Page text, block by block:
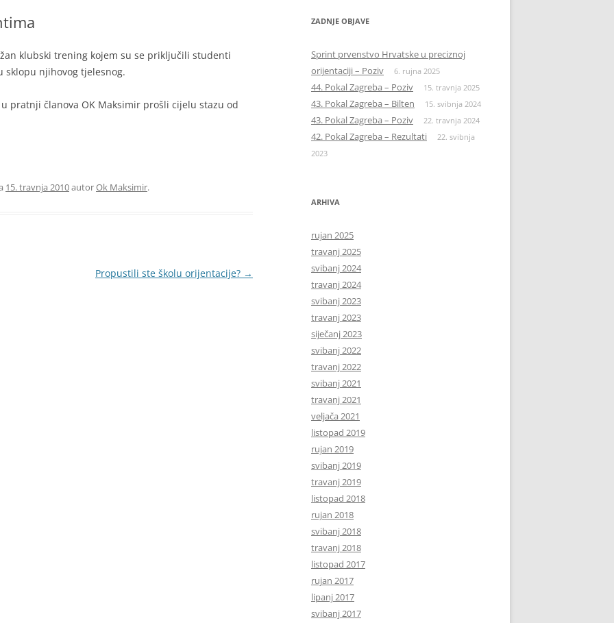
klubski trening kojem su se priključili studenti
sklopu njihovog tjelesnog.
pratnji članova OK Maksimir prošli cijelu stazu od
15. travnja 2010autorOk Maksimir.
Propustili ste školu orijentacije? →
ZADNJE OBJAVE
Sprint prvenstvo Hrvatske u preciznoj
orijentaciji – Poziv
6. rujna 2025
44. Pokal Zagreba – Poziv 15. travnja 2025
43. Pokal Zagreba – Bilten 15. svibnja 2024
43. Pokal Zagreba – Poziv 22. travnja 2024
42. Pokal Zagreba – Rezultati
22. svibnja
2023
ARHIVA
rujan 2025
travanj 2025
svibanj 2024
travanj 2024
svibanj 2023
travanj 2023
siječanj 2023
svibanj 2022
travanj 2022
svibanj 2021
travanj 2021
veljača 2021
listopad 2019
rujan 2019
svibanj 2019
travanj 2019
listopad 2018
rujan 2018
svibanj 2018
travanj 2018
listopad 2017
rujan 2017
lipanj 2017
svibanj 2017